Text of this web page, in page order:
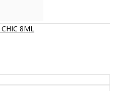
8ML